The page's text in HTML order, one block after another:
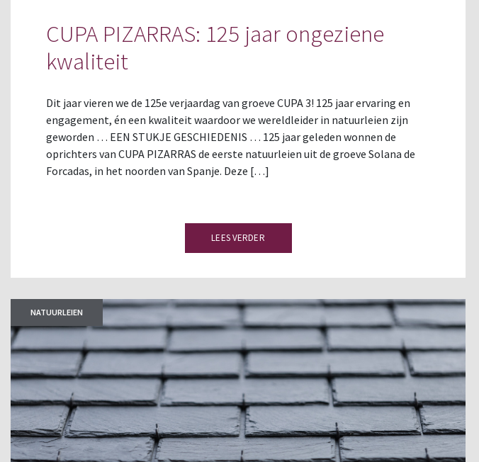
CUPA PIZARRAS: 125 jaar ongeziene
kwaliteit
Dit jaar vieren we de 125e verjaardag van groeve CUPA 3! 125 jaar ervaring en
engagement, én een kwaliteit waardoor we wereldleider in natuurleien zijn
geworden … EEN STUKJE GESCHIEDENIS … 125 jaar geleden wonnen de
oprichters van CUPA PIZARRAS de eerste natuurleien uit de groeve Solana de
Forcadas, in het noorden van Spanje. Deze […]
LEES VERDER
NATUURLEIEN